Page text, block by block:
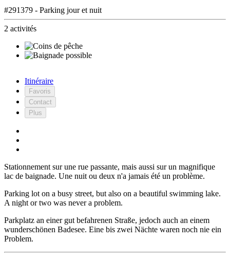
#291379 - Parking jour et nuit
2 activités
Itinéraire
Favoris
Contact
Plus
Stationnement sur une rue passante, mais aussi sur un magnifique
lac de baignade. Une nuit ou deux n'a jamais été un problème.
Parking lot on a busy street, but also on a beautiful swimming lake.
A night or two was never a problem.
Parkplatz an einer gut befahrenen Straße, jedoch auch an einem
wunderschönen Badesee. Eine bis zwei Nächte waren noch nie ein
Problem.